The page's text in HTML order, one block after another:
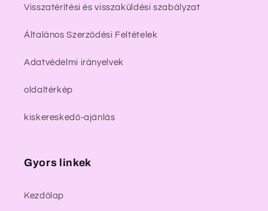
Visszatérítési és visszaküldési szabályzat
Általános Szerződési Feltételek
Adatvédelmi irányelvek
oldaltérkép
kiskereskedő-ajánlás
Gyors linkek
Kezdőlap